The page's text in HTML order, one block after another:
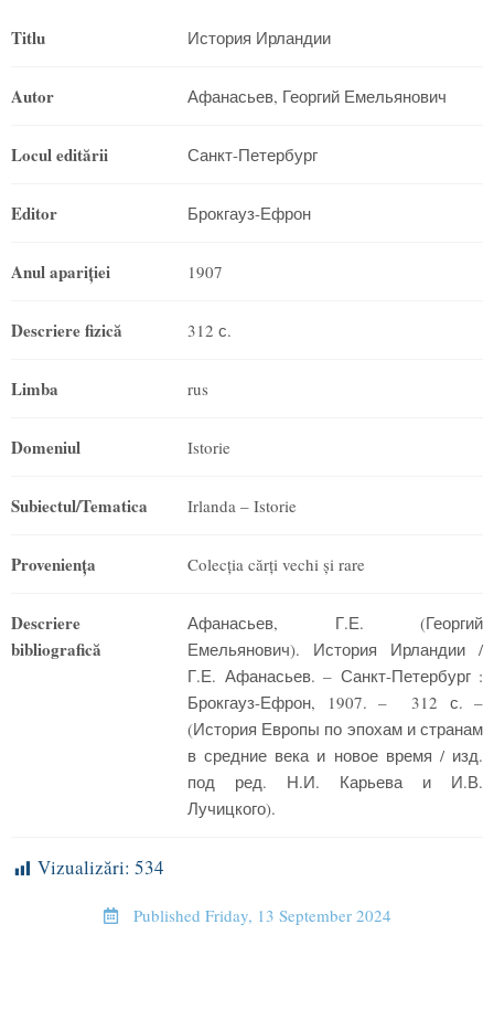
Titlu История Ирландии
Autor Афанасьев, Георгий Емельянович
Locul editării Санкт-Петербург
Editor Брокгауз-Ефрон
Anul apariţiei 1907
Descriere fizică 312 с.
Limba rus
Domeniul Istorie
Subiectul/Tematica Irlanda – Istorie
Provenienţa Colecția cărți vechi și rare
Descriere
bibliografică
Афанасьев, Г.Е. (Георгий
Емельянович). История Ирландии /
Г.Е. Афанасьев. – Санкт-Петербург :
Брокгауз-Ефрон, 1907. – 312 с. –
(История Европы по эпохам и странам
в средние века и новое время / изд.
под ред. Н.И. Карьева и И.В.
Лучицкого).
Vizualizări: 534
Published Friday, 13 September 2024